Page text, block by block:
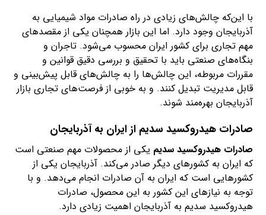
با این‌که چالش‌های زیادی در راه صادرات مواد شیمیایی به
آذربایجان وجود دارد. اما این بازار همچنان یکی از مقصدهای
مهم تجاری برای کشور ایران محسوب می‌شود. تاجران و
بنگاه‌های صنعتی باید با تحقیق و بررسی دقیق قوانین و
مقررات مربوطه، این چالش‌ها را به چالش‌های قابل پیش‌بینی و
قابل مدیریت تبدیل کنند. و به خوبی از فرصت‌های تجاری بازار
آذربایجان بهره‌مند شوند.
صادرات هیدروکسید سدیم از ایران به آذربایجان
صادرات هیدروکسید سدیم یکی از محصولات مهم صنعتی است
که ایران به کشورهای دیگر صادر می‌کند. آذربایجان یکی از
کشورهایی است که ایران به آن صادرات انجام می‌دهد. و با
توجه به نیازهای این کشور به این محصول، صادرات
هیدروکسید سدیم به آذربایجان اهمیت زیادی دارد.